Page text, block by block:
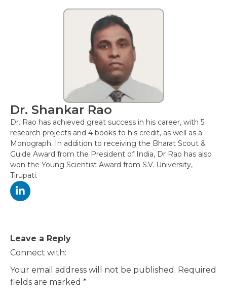
Dr. Shankar Rao
Dr. Rao has achieved great success in his career, with 5
research projects and 4 books to his credit, as well as a
Monograph. In addition to receiving the Bharat Scout &
Guide Award from the President of India, Dr Rao has also
won the Young Scientist Award from S.V. University,
Tirupati.
navigation
Leave a Reply
Connect with:
Your email address will not be published. Required
fields are marked *